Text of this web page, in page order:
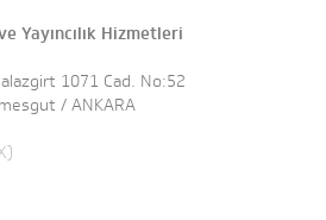
Yayıncılık Hizmetleri
1071 Cad. No:52
/ ANKARA